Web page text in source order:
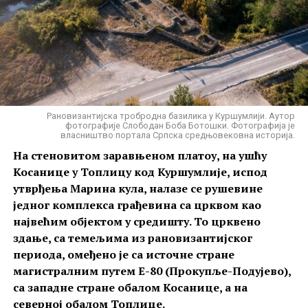
део северног бродате веће, никада до краја
саграђене светиње.
Црква Светог Спаса у Призрену. Аутор фотографије Алексеј
Нешовић (@notordinarykid_).
владавине његовог синацара Стефана Уроша, у
областиЖеглигово, чији су господари били
севастократор, касниједеспот Дејани његови
синовиЈован и Константин Драгаш.
Богородичина црква на Вражјем камену. Аутор фотографије Ђорђе
Рановизантијска тробродна базилика у Куршумлији. Аутор
фотографије Слободан Боба Ботошки. Фотографија је
власништво портала Српска средњовековна историја.
На стеновитом заравњеном платоу, на ушћу
Косанице у Топлицу код Куршумлије, испод
утврђења Марина кула, налазе се рушевине
једног комплекса грађевина са црквом као
највећим објектом у средишту. То црквено
здање, са темељима из рановизантијског
периода, омеђено је са источне стране
магистралним путем Е-80 (Прокупље-Подујево),
са западне стране обалом Косанице, а на
северној обалом Топлице.